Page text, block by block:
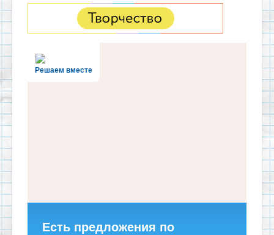
Решаем вместе
Есть предложения по